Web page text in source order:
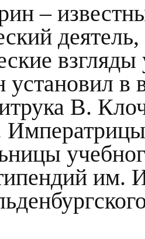
–
установил в
В.
им.